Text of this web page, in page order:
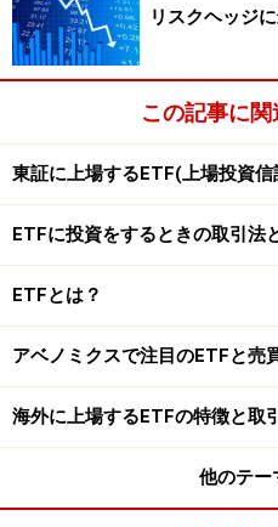
が、その内容を保証するもので
などについて当社は一切の責任を
最新の情報や詳細については、
の公式情報をご確認ください。
1 /2
リスクヘッジ
この記事に
東証に上場するETF(上場投資
ETFに投資をするときの取引法
ETFとは？
アベノミクスで注目のETFと売
海外に上場するETFの特徴と取
他のテー